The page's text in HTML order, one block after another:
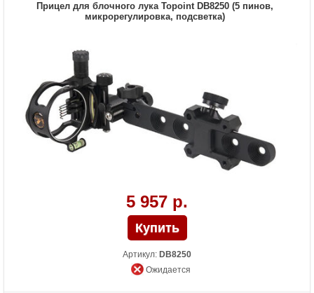
слайдер), настройка без использования
инструментов
Прицел для блочного лука Topoint DB8250 (5 пинов,
микрорегулировка, подсветка)
5 957 р.
Артикул: DB8250
Ожидается